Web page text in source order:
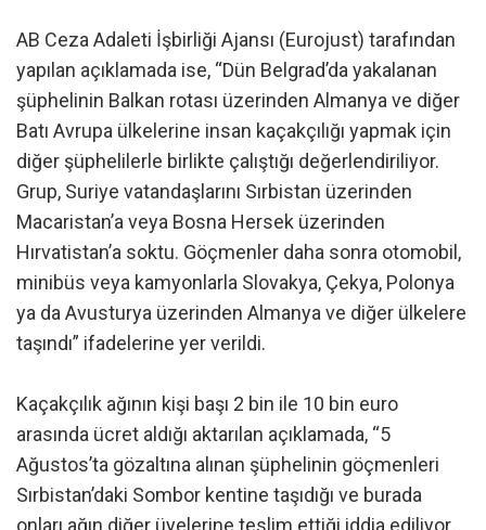
AB Ceza Adaleti İşbirliği Ajansı (Eurojust) tarafından
yapılan açıklamada ise, “Dün Belgrad’da yakalanan
şüphelinin Balkan rotası üzerinden Almanya ve diğer
Batı Avrupa ülkelerine insan kaçakçılığı yapmak için
diğer şüphelilerle birlikte çalıştığı değerlendiriliyor.
Grup, Suriye vatandaşlarını Sırbistan üzerinden
Macaristan’a veya Bosna Hersek üzerinden
Hırvatistan’a soktu. Göçmenler daha sonra otomobil,
minibüs veya kamyonlarla Slovakya, Çekya, Polonya
ya da Avusturya üzerinden Almanya ve diğer ülkelere
taşındı” ifadelerine yer verildi.
Kaçakçılık ağının kişi başı 2 bin ile 10 bin euro
arasında ücret aldığı aktarılan açıklamada, “5
Ağustos’ta gözaltına alınan şüphelinin göçmenleri
Sırbistan’daki Sombor kentine taşıdığı ve burada
onları ağın diğer üyelerine teslim ettiği iddia ediliyor.